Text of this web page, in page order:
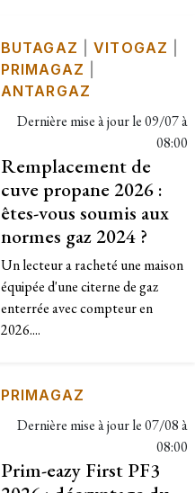
BUTAGAZ |VITOGAZ
PRIMAGAZ
ANTARGAZ
Dernière mise à jour le09/07 à
08:00
Remplacement de
cuve propane 2026 :
êtes-vous soumis aux
normes gaz 2024 ?
Un lecteur a racheté une maison
équipée d'une citerne de gaz
enterrée avec compteur en
2026....
PRIMAGAZ
Dernière mise à jour le07/08 à
08:00
Prim-eazy First PF3